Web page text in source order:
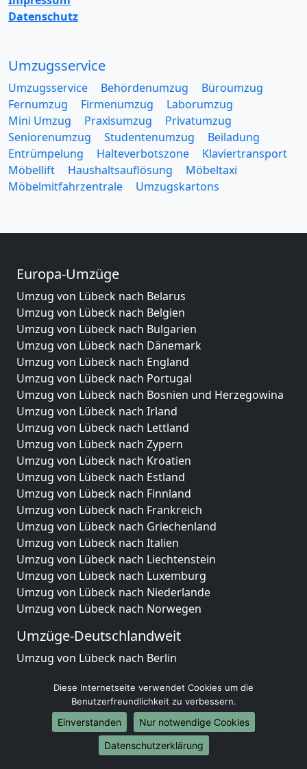
Datenschutz
Umzugsservice
Umzugsservice Behördenumzug
Büroumzug
Fernumzug
Firmenumzug
Laborumzug
Mini Umzug
Praxisumzug
Privatumzug
Seniorenumzug
Studentenumzug
Beiladung
Entrümpelung
Halteverbotszone
Klaviertransport
Möbellift
Haushaltsauflösung
Möbeltaxi
Möbelmitfahrzentrale
Umzugskartons
Europa-Umzüge
Umzug von Lübeck nach Belarus
Umzug von Lübeck nach Belgien
Umzug von Lübeck nach Bulgarien
Umzug von Lübeck nach Dänemark
Umzug von Lübeck nach England
Umzug von Lübeck nach Portugal
Umzug von Lübeck nach Bosnien und Herzegowina
Umzug von Lübeck nach Irland
Umzug von Lübeck nach Lettland
Umzug von Lübeck nach Zypern
Umzug von Lübeck nach Kroatien
Umzug von Lübeck nach Estland
Umzug von Lübeck nach Finnland
Umzug von Lübeck nach Frankreich
Umzug von Lübeck nach Griechenland
Umzug von Lübeck nach Italien
Umzug von Lübeck nach Liechtenstein
Umzug von Lübeck nach Luxemburg
Umzug von Lübeck nach Niederlande
Umzug von Lübeck nach Norwegen
Umzüge-Deutschlandweit
Umzug von Lübeck nach Berlin
Umzug von Lübeck nach München
Umzug von Lübeck nach Köln
Umzug von Lübeck nach Frankfurt am Main
Umzug von Lübeck nach Stuttgart
Umzug von Lübeck nach Düsseldorf
Diese Internetseite verwendet Cookies um die
Benutzerfreundlichkeit zu verbessern.
Einverstanden
Nur notwendige Cookies
Datenschutzerklärung